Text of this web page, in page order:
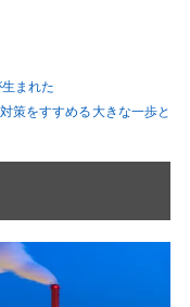
まれた
策をすすめる大きな一歩と